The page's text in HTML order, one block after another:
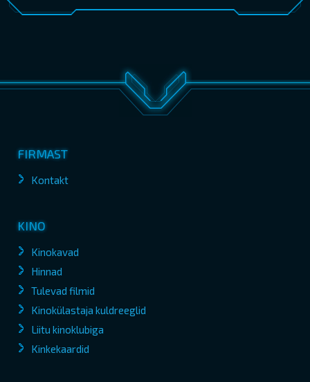
FIRMAST
Kontakt
KINO
Kinokavad
Hinnad
Tulevad filmid
Kinokülastaja kuldreeglid
Liitu kinoklubiga
Kinkekaardid